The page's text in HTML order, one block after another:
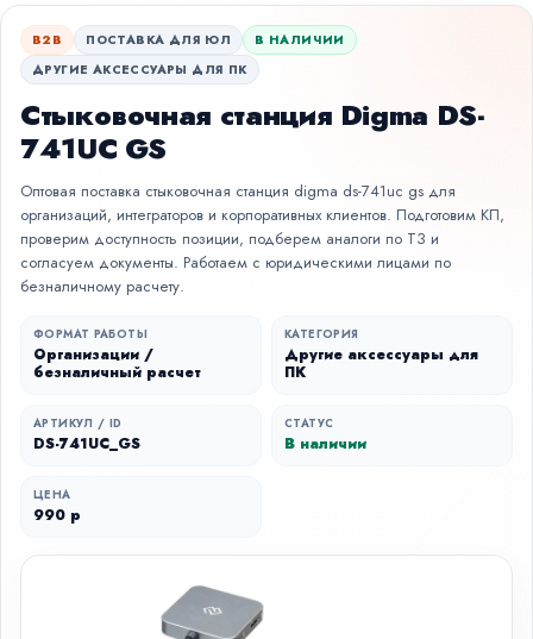
B2B ПОСТАВКА ДЛЯ ЮЛ
В НАЛИЧИИ
ДРУГИЕ АКСЕССУАРЫ ДЛЯ ПК
Стыковочная станция Digma DS-
741UC GS
Оптовая поставка стыковочная станция digma ds-741uc gs для
организаций, интеграторов и корпоративных клиентов. Подготовим КП,
проверим доступность позиции, подберем аналоги по ТЗ и
согласуем документы. Работаем с юридическими лицами по
безналичному расчету.
ФОРМАТ РАБОТЫ
Организации /
безналичный расчет
КАТЕГОРИЯ
Другие аксессуары для
ПК
АРТИКУЛ / ID
DS-741UC_GS
СТАТУС
В наличии
ЦЕНА
990 р